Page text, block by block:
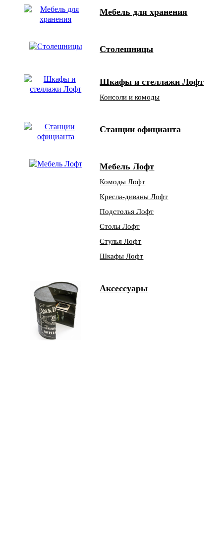
Мебель для хранения
Столешницы
Шкафы и стеллажи Лофт
Консоли и комоды
Станции официанта
Мебель Лофт
Комоды Лофт
Кресла-диваны Лофт
Подстолья Лофт
Столы Лофт
Стулья Лофт
Шкафы Лофт
Аксессуары